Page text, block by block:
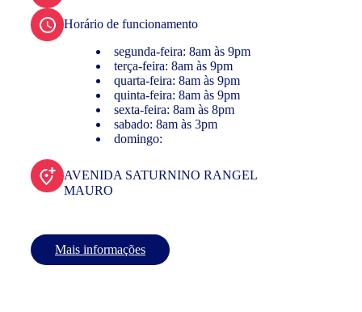
Horário de funcionamento
segunda-feira: 8am às 9pm
terça-feira: 8am às 9pm
quarta-feira: 8am às 9pm
quinta-feira: 8am às 9pm
sexta-feira: 8am às 8pm
sabado: 8am às 3pm
domingo:
AVENIDA SATURNINO RANGEL
MAURO
Mais informações